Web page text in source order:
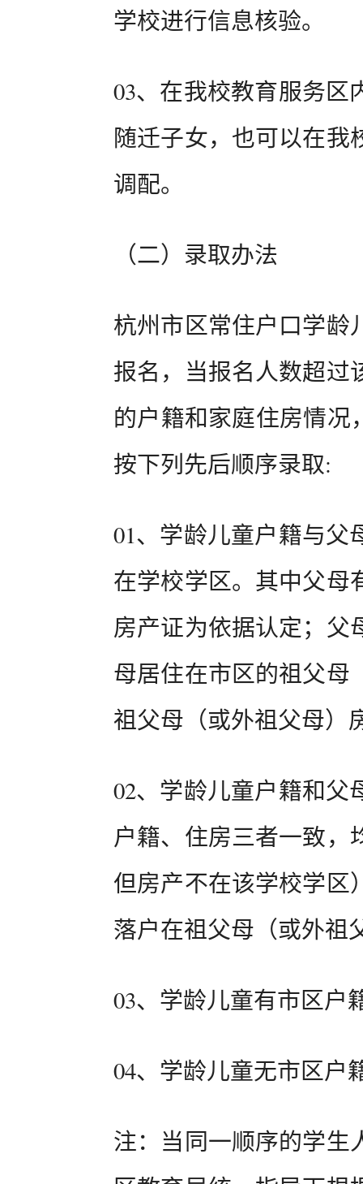
学校进行信息核验。
03、在我校教育服务区
随迁子女，也可以在我
调配。
（二）录取办法
杭州市区常住户口学龄
报名，当报名人数超过
的户籍和家庭住房情况
按下列先后顺序录取:
01、学龄儿童户籍与父
在学校学区。其中父母
房产证为依据认定；父
母居住在市区的祖父母
祖父母（或外祖父母）
02、学龄儿童户籍和父
户籍、住房三者一致，
但房产不在该学校学区
落户在祖父母（或外祖
03、学龄儿童有市区户
04、学龄儿童无市区户
注：当同一顺序的学生